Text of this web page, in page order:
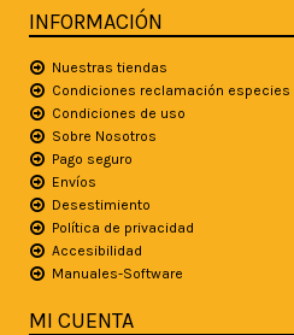
INFORMACIÓN
Nuestras tiendas
Condiciones reclamación especies
Condiciones de uso
Sobre Nosotros
Pago seguro
Envíos
Desestimiento
Política de privacidad
Accesibilidad
Manuales-Software
MI CUENTA